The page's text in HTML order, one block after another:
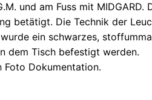
und am Fuss mit
betätigt. Die Technik der
ein schwarzes,
dem Tisch befestigt werden.
Foto Dokumentation.